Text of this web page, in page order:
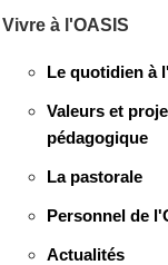
Vivre à l'OASIS
Le quotidien à
Valeurs et
pédagogique
La pastorale
Personnel de
Actualités